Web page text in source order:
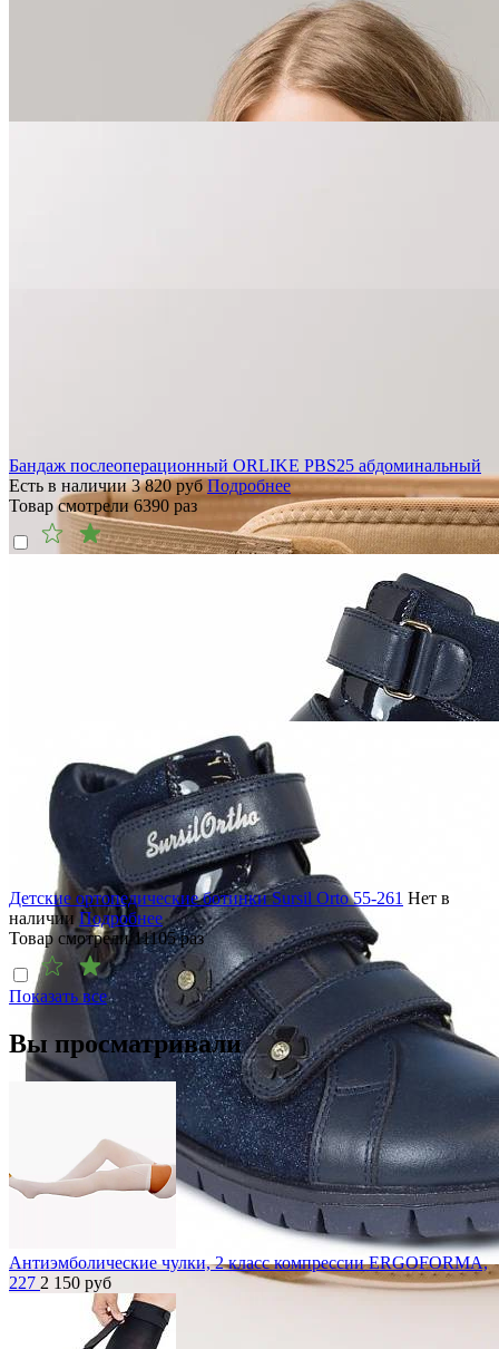
Бандаж послеоперационный ORLIKE PBS25 абдоминальный
Есть в наличии 3 820руб Подробнее
Товар смотрели 6390 раз
Детские ортопедические ботинки Sursil Orto 55-261 Нет в
наличии Подробнее
Товар смотрели11105раз
Показать все
Вы просматривали
Антиэмболические чулки, 2 класс компрессии ERGOFORMA,
227 2 150 руб